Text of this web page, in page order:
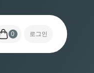
0 로그인